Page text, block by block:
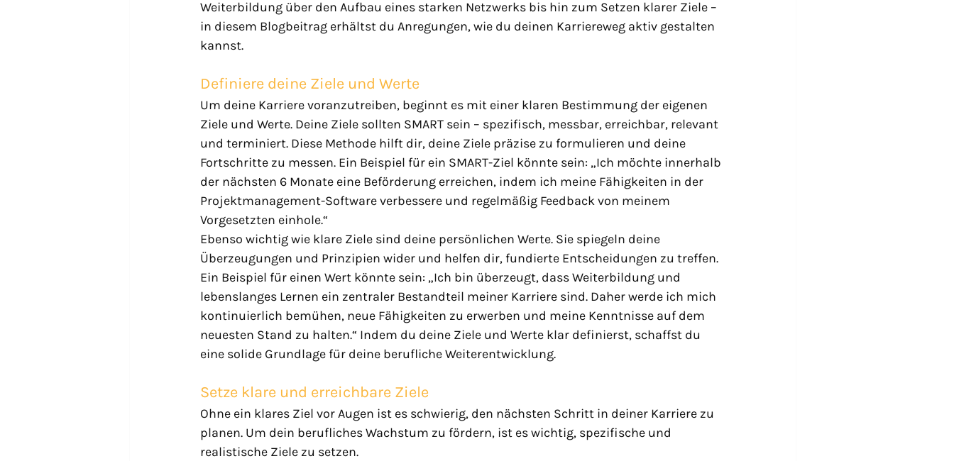
Weiterbildung über den Aufbau eines starken Netzwerks bis hin zum Setzen klarer Ziele –
in diesem Blogbeitrag erhältst du Anregungen, wie du deinen Karriereweg aktiv gestalten
kannst.
Definiere deine Ziele und Werte
Um deine Karriere voranzutreiben, beginnt es mit einer klaren Bestimmung der eigenen
Ziele und Werte. Deine Ziele sollten SMART sein – spezifisch, messbar, erreichbar, relevant
und terminiert. Diese Methode hilft dir, deine Ziele präzise zu formulieren und deine
Fortschritte zu messen. Ein Beispiel für ein SMART-Ziel könnte sein: „Ich möchte innerhalb
der nächsten 6 Monate eine Beförderung erreichen, indem ich meine Fähigkeiten in der
Projektmanagement-Software verbessere und regelmäßig Feedback von meinem
Vorgesetzten einhole.“
Ebenso wichtig wie klare Ziele sind deine persönlichen Werte. Sie spiegeln deine
Überzeugungen und Prinzipien wider und helfen dir, fundierte Entscheidungen zu treffen.
Ein Beispiel für einen Wert könnte sein: „Ich bin überzeugt, dass Weiterbildung und
lebenslanges Lernen ein zentraler Bestandteil meiner Karriere sind. Daher werde ich mich
kontinuierlich bemühen, neue Fähigkeiten zu erwerben und meine Kenntnisse auf dem
neuesten Stand zu halten.“ Indem du deine Ziele und Werte klar definierst, schaffst du
eine solide Grundlage für deine berufliche Weiterentwicklung.
Setze klare und erreichbare Ziele
Ohne ein klares Ziel vor Augen ist es schwierig, den nächsten Schritt in deiner Karriere zu
planen. Um dein berufliches Wachstum zu fördern, ist es wichtig, spezifische und
realistische Ziele zu setzen.